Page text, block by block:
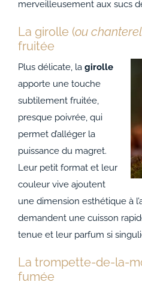
merveilleusement aux sucs
La girolle (ou
fruitée
Plus délicate, la girolle
apporte une touche
subtilement fruitée,
presque poivrée, qui
permet d’alléger la
puissance du magret.
Leur petit format et leur
couleur vive ajoutent
une dimension esthétique à
demandent une cuisson
tenue et leur parfum si
La trompette-de-la-
fumée